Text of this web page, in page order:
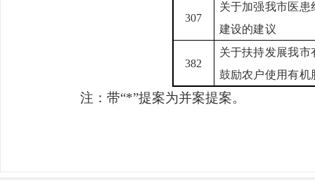
307
关于加强我市医患
建设的建议
382
关于扶持发展我市
鼓励农户使用有机
注：带“*”提案为并案提案。